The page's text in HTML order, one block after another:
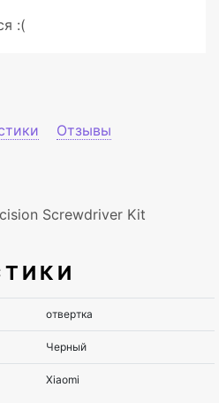
:(
Отзывы
Screwdriver Kit